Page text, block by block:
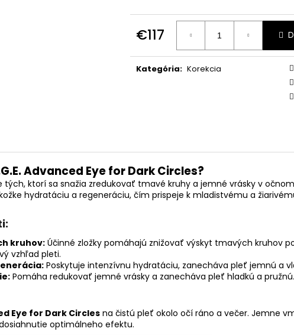
€117
Jednotková
cena:
Kategória: Korekcia
Advanced Eye for Dark Circles?
tých, ktorí sa snažia zredukovať tmavé kruhy a jemné vrásky v
hydratáciu a regeneráciu, čím prispeje k mladistvému a
kruhov:Účinné zložky pomáhajú znižovať výskyt tmavých kruhov
vzhľad pleti.
Poskytuje intenzívnu hydratáciu, zanecháva pleť jemnú a
Pomáha redukovať jemné vrásky a zanecháva pleť hladkú a pružnú.
Eye for Dark Circlesna čistú pleť okolo očí ráno a večer. Jemne
optimálneho efektu.